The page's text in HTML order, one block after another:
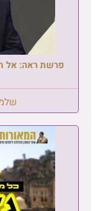
פרשת ראה: אל